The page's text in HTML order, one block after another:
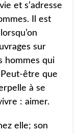
et s’adresse
Il est
sur
hommes qui
être que
à se
: aimer.
elle; son